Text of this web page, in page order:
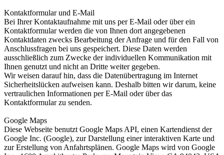
Kontaktformular und E-Mail
Bei Ihrer Kontaktaufnahme mit uns per E-Mail oder über ein
Kontaktformular werden die von Ihnen dort angegebenen
Kontaktdaten zwecks Bearbeitung der Anfrage und für den Fall von
Anschlussfragen bei uns gespeichert. Diese Daten werden
ausschließlich zum Zwecke der individuellen Kommunikation mit
Ihnen genutzt und nicht an Dritte weiter gegeben.
Wir weisen darauf hin, dass die Datenübertragung im Internet
Sicherheitslücken aufweisen kann. Deshalb bitten wir darum, keine
vertraulichen Informationen per E-Mail oder über das
Kontaktformular zu senden.
Google Maps
Diese Webseite benutzt Google Maps API, einen Kartendienst der
Google Inc. (Google), zur Darstellung einer interaktiven Karte und
zur Erstellung von Anfahrtsplänen. Google Maps wird von Google